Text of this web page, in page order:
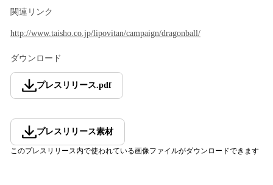
関連リンク
http://www.taisho.co.jp/lipovitan/campaign/dragonball/
ダウンロード
プレスリリース.pdf
プレスリリース素材
このプレスリリース内で使われている画像ファイルがダウンロードできます